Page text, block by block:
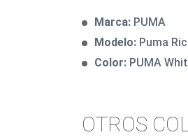
Marca: PUMA
Modelo: Puma
Color: PUMA
OTROS